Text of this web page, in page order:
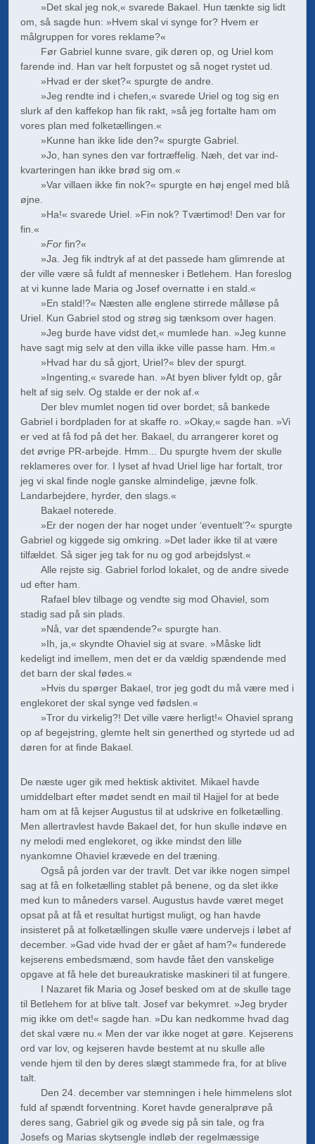
»Det skal jeg nok,« svarede Bakael. Hun tænkte sig lidt
om, så sagde hun: »Hvem skal vi synge for? Hvem er
målgruppen for vores reklame?«
Før Gabriel kunne svare, gik døren op, og Uriel kom
farende ind. Han var helt forpustet og så noget rystet ud.
»Hvad er der sket?« spurgte de andre.
»Jeg rendte ind i chefen,« svarede Uriel og tog sig en
slurk af den kaffekop han fik rakt, »så jeg fortalte ham om
vores plan med folketællingen.«
»Kunne han ikke lide den?« spurgte Gabriel.
»Jo, han synes den var fortræffelig. Næh, det var ind­
kvarteringen han ikke brød sig om.«
»Var villaen ikke fin nok?« spurgte en høj engel med blå
øjne.
»Ha!« svarede Uriel. »Fin nok? Tværtimod! Den var for
fin.«
»Forfin?«
»Ja. Jeg fik indtryk af at det passede ham glimrende at
der ville være så fuldt af mennesker i Betlehem. Han foreslog
at vi kunne lade Maria og Josef overnatte i en stald.«
»En stald!?« Næsten alle englene stirrede målløse på
Uriel. Kun Gabriel stod og strøg sig tænksom over hagen.
»Jeg burde have vidst det,« mumlede han. »Jeg kunne
have sagt mig selv at den villa ikke ville passe ham. Hm.«
»Hvad har du så gjort, Uriel?« blev der spurgt.
»Ingenting,« svarede han. »At byen bliver fyldt op, går
helt af sig selv. Og stalde er der nok af.«
Der blev mumlet nogen tid over bordet; så bankede
Gabriel i bordpladen for at skaffe ro. »Okay,« sagde han. »Vi
er ved at få fod på det her. Bakael, du arrangerer koret og
det øvrige PR-arbejde. Hmm... Du spurgte hvem der skulle
reklameres over for. I lyset af hvad Uriel lige har fortalt, tror
jeg vi skal finde nogle ganske almindelige, jævne folk.
Landarbejdere, hyrder, den slags.«
Bakael noterede.
»Er der nogen der har noget under ‘eventuelt’?« spurgte
Gabriel og kiggede sig omkring. »Det lader ikke til at være
tilfældet. Så siger jeg tak for nu og god arbejdslyst.«
Alle rejste sig. Gabriel forlod lokalet, og de andre sivede
ud efter ham.
Rafael blev tilbage og vendte sig mod Ohaviel, som
stadig sad på sin plads.
»Nå, var det spændende?« spurgte han.
»Ih, ja,« skyndte Ohaviel sig at svare. »Måske lidt
kedeligt ind imellem, men det er da vældig spændende med
det barn der skal fødes.«
»Hvis du spørger Bakael, tror jeg godt du må være med i
englekoret der skal synge ved fødslen.«
»Tror du virkelig?! Det ville være herligt!« Ohaviel sprang
op af begejstring, glemte helt sin generthed og styrtede ud ad
døren for at finde Bakael.
De næste uger gik med hektisk aktivitet. Mikael havde
umiddelbart efter mødet sendt en mail til Hajjel for at bede
ham om at få kejser Augustus til at udskrive en folketælling.
Men allertravlest havde Bakael det, for hun skulle indøve en
ny melodi med englekoret, og ikke mindst den lille
nyankomne Ohaviel krævede en del træning.
Også på jorden var der travlt. Det var ikke nogen simpel
sag at få en folketælling stablet på benene, og da slet ikke
med kun to måneders varsel. Augustus havde været meget
opsat på at få et resultat hurtigst muligt, og han havde
insisteret på at folketæl­lingen skulle være undervejs i løbet af
december. »Gad vide hvad der er gået af ham?« funderede
kejserens embedsmænd, som havde fået den vanskelige
opgave at få hele det bureaukratiske maskineri til at fungere.
I Nazaret fik Maria og Josef besked om at de skulle tage
til Betlehem for at blive talt. Josef var bekymret. »Jeg bryder
mig ikke om det!« sagde han. »Du kan nedkomme hvad dag
det skal være nu.« Men der var ikke noget at gøre. Kejserens
ord var lov, og kejseren havde bestemt at nu skulle alle
vende hjem til den by deres slægt stammede fra, for at blive
talt.
Den 24. december var stemningen i hele himmelens slot
fuld af spændt forventning. Koret havde generalprøve på
deres sang, Gabriel gik og øvede sig på sin tale, og fra
Josefs og Marias skytsengle indløb der regelmæssige